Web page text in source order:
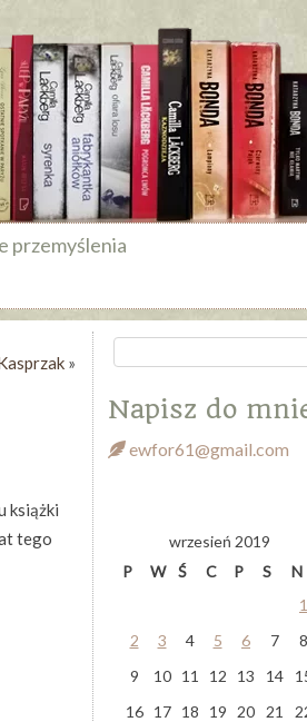
przemyślenia
»
książki
tego
Napisz do
ewfor61@gmail.com
wrzesień 2019
P
W Ś C P S
N
1
2
3 4 5 6 7
8
9
10 11 12 13 14
16
17 18 19 20 21